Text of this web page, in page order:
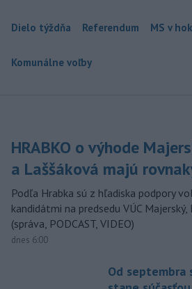
Dielo týždňa Referendum MS v
Komunálne voľby
HRABKO o výhode
a Laššáková majú
Podľa Hrabka sú z hľadiska podpory
kandidátmi na predsedu VÚC
(správa, PODCAST, VIDEO)
dnes 6:00
Od septembra